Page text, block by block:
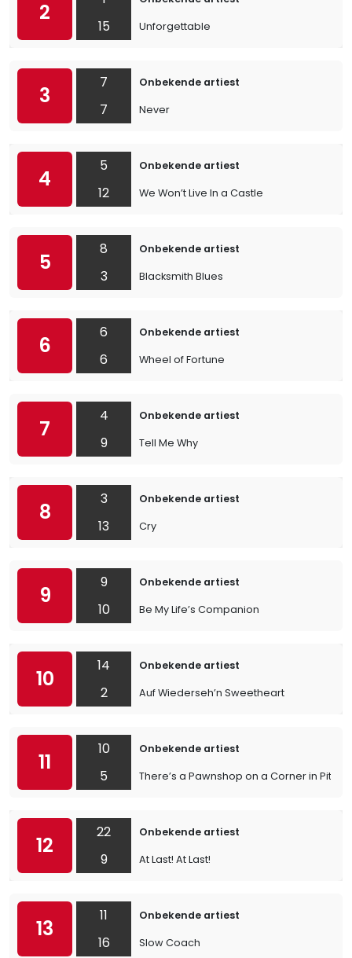
2
15
Unforgettable
3
7
7
Onbekende artiest
Never
4
5
12
Onbekende artiest
We Won’t Live In a Castle
5
8
3
Onbekende artiest
Blacksmith Blues
6
6
6
Onbekende artiest
Wheel of Fortune
7
4
9
Onbekende artiest
Tell Me Why
8
3
13
Onbekende artiest
Cry
9
9
10
Onbekende artiest
Be My Life’s Companion
10
14
2
Onbekende artiest
Auf Wiederseh’n Sweetheart
11
10
5
Onbekende artiest
There’s a Pawnshop on a Corner in
12
22
9
Onbekende artiest
At Last! At Last!
13
11
16
Onbekende artiest
Slow Coach